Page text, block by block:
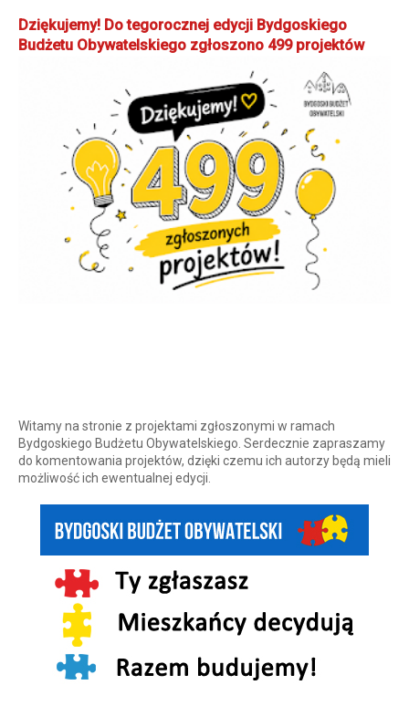
Dziękujemy! Do tegorocznej edycji Bydgoskiego
Budżetu Obywatelskiego zgłoszono 499 projektów
Witamy na stronie z projektami zgłoszonymi w ramach
Bydgoskiego Budżetu Obywatelskiego. Serdecznie zapraszamy
do komentowania projektów, dzięki czemu ich autorzy będą mieli
możliwość ich ewentualnej edycji.